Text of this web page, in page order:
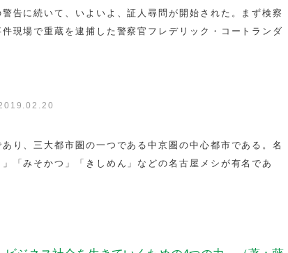
告に続いて、いよいよ、証人尋問が開始された。まず検察
現場で重蔵を逮捕した警察官フレデリック・コートランダ
り、三大都市圏の一つである中京圏の中心都市である。名
「みそかつ」「きしめん」などの名古屋メシが有名であ